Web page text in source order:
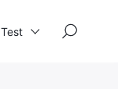
Test